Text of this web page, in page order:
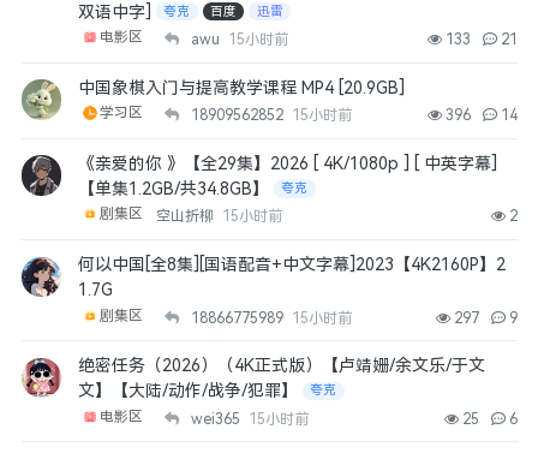
双语中字]
夸克 百度 迅雷
电影区 awu 15小时前 133 21
中国象棋入门与提高教学课程 MP4 [20.9GB]
学习区 18909562852 15小时前 396 14
《亲爱的你 》【全29集】2026 [ 4K/1080p ] [ 中英字幕]
【单集1.2GB/共34.8GB】
夸克
剧集区 空山折柳 15小时前 2
何以中国[全8集][国语配音+中文字幕]2023【4K2160P】2
1.7G
剧集区 18866775989 15小时前 297 9
绝密任务（2026）（4K正式版）【卢靖姗/余文乐/于文
文】【大陆/动作/战争/犯罪】
夸克
电影区 wei365 15小时前 25 6